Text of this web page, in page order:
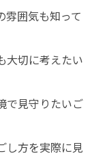
雰囲気も知って
大切に考えたい
で見守りたいご
し方を実際に見